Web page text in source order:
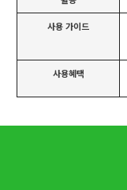
사용 가이드
사용혜택